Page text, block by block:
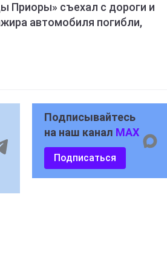
съехал с дороги и
автомобиля погибли,
Подписывайтесь
на наш канал MAX
Подписаться